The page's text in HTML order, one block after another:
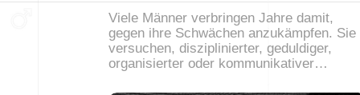
Viele Männer verbringen Jahre damit,
gegen ihre Schwächen anzukämpfen. Sie
versuchen, disziplinierter, geduldiger,
organisierter oder kommunikativer…